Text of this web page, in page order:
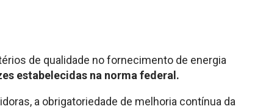
de qualidade no fornecimento de energia
estabelecidas na norma federal.
a obrigatoriedade de melhoria contínua da